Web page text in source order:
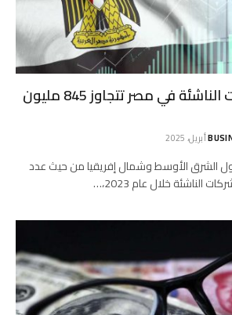
استثمارات الشركات الناشئة في مصر تتجاوز 845 مليون
الشرق الأوسط وشمال إفريقيا من حيث عدد
الناشئة خلال عام 2023،…